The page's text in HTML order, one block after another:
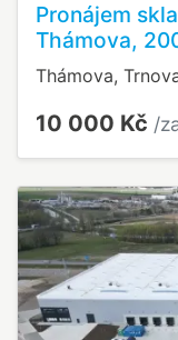
Pronájem
Thámova,
Thámova,
10 000 Kč /